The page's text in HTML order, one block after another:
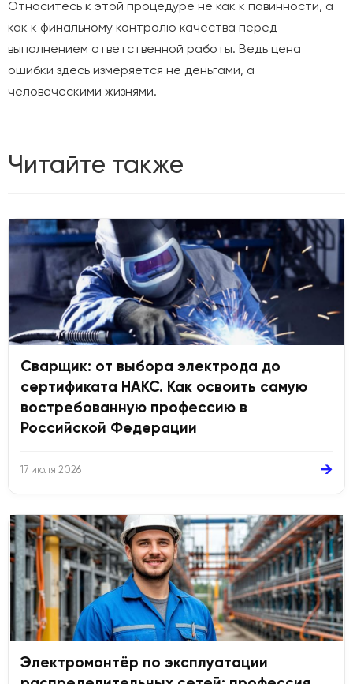
Относитесь к этой процедуре не как к повинности, а
как к финальному контролю качества перед
выполнением ответственной работы. Ведь цена
ошибки здесь измеряется не деньгами, а
человеческими жизнями.
Читайте также
Сварщик: от выбора электрода до
сертификата НАКС. Как освоить самую
востребованную профессию в
Российской Федерации
17 июля 2026 →
Электромонтёр по эксплуатации